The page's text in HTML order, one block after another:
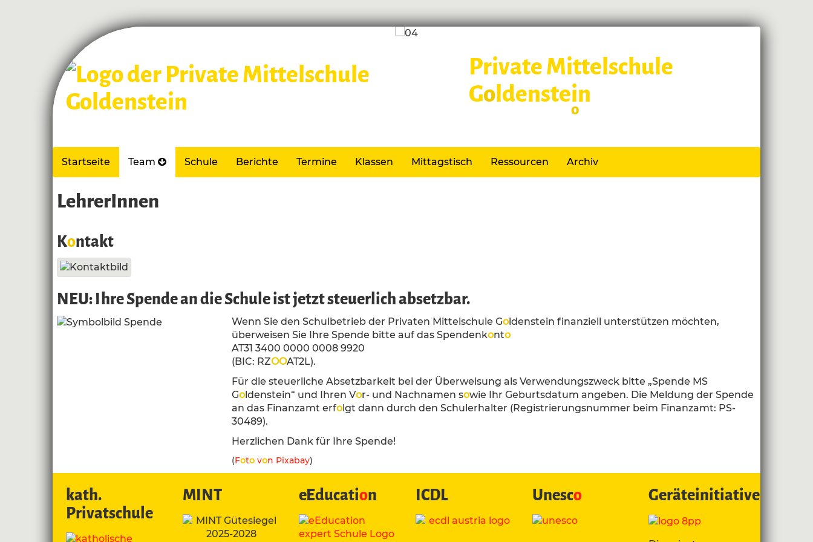
Private Mittelschule
Goldenstein
Lernen im Schlo
Startseite Team Schule Berichte Termine Klassen Mittagstisch Ressourcen Archiv
LehrerInnen
Kontakt
NEU: Ihre Spende an die Schule ist jetzt steuerlich absetzbar.
Wenn Sie den Schulbetrieb der Privaten Mittelschule Goldenstein finanziell unterstützen möchten,
überweisen Sie Ihre Spende bitte auf das Spendenkonto
AT31 3400 0000 0008 9920
(BIC: RZOOAT2L).
Für die steuerliche Absetzbarkeit bei der Überweisung als Verwendungszweck bitte „Spende MS
Goldenstein“ und Ihren Vor- und Nachnamen sowie Ihr Geburtsdatum angeben. Die Meldung der Spende
an das Finanzamt erfolgt dann durch den Schulerhalter (Registrierungsnummer beim Finanzamt: PS-
30489).
Herzlichen Dank für Ihre Spende!
(Foto von Pixabay)
kath.
Privatschule
MINT eEducation ICDL Unesco Geräteinitiative